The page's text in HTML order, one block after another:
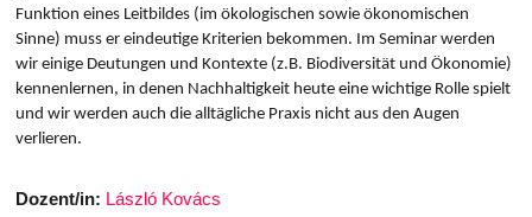
Funktion eines Leitbildes (im ökologischen sowie ökonomischen
Sinne) muss er eindeutige Kriterien bekommen. Im Seminar werden
wir einige Deutungen und Kontexte (z.B. Biodiversität und Ökonomie)
kennenlernen, in denen Nachhaltigkeit heute eine wichtige Rolle spielt
und wir werden auch die alltägliche Praxis nicht aus den Augen
verlieren.
Dozent/in: László Kovács